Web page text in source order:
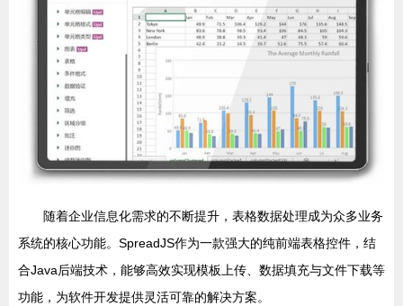
随着企业信息化需求的不断提升，表格数据处理成为众多业务
系统的核心功能。SpreadJS作为一款强大的纯前端表格控件，结
合Java后端技术，能够高效实现模板上传、数据填充与文件下载等
功能，为软件开发提供灵活可靠的解决方案。